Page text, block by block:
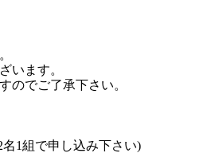
います。
のでご了承下さい。
1組で申し込み下さい)